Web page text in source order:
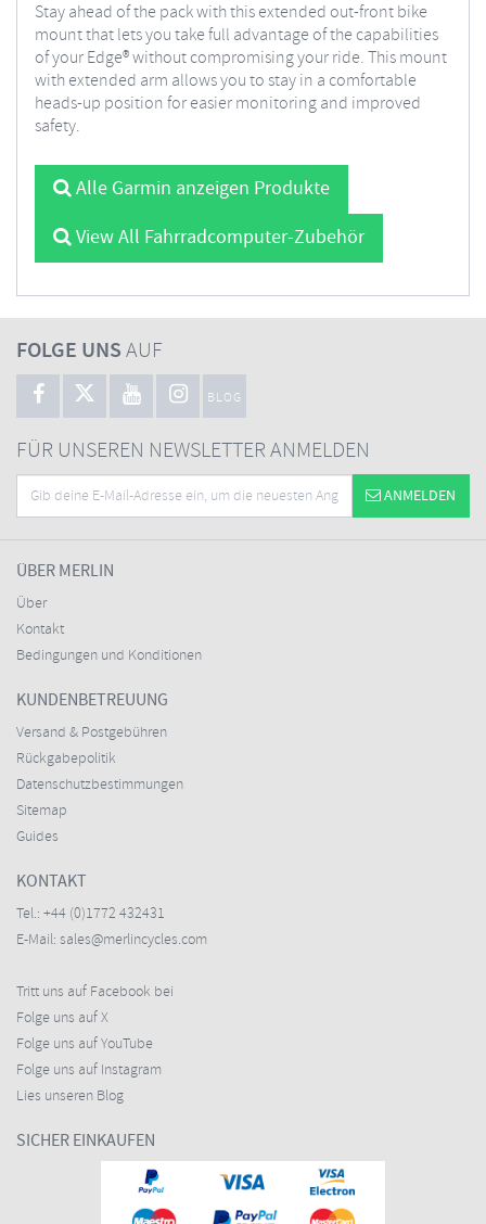
Stay ahead of the pack with this extended out-front bike
mount that lets you take full advantage of the capabilities
of your Edge® without compromising your ride. This mount
with extended arm allows you to stay in a comfortable
heads-up position for easier monitoring and improved
safety.
Alle Garmin anzeigen Produkte
View All Fahrradcomputer-Zubehör
FOLGE UNSAUF
BLOG
FÜR UNSEREN NEWSLETTER ANMELDEN
ANMELDEN
ÜBER MERLIN
Über
Kontakt
Bedingungen und Konditionen
KUNDENBETREUUNG
Versand & Postgebühren
Rückgabepolitik
Datenschutzbestimmungen
Sitemap
Guides
KONTAKT
Tel.: +44 (0)1772 432431
E-Mail: sales@merlincycles.com
Tritt uns auf Facebook bei
Folge uns auf X
Folge uns auf YouTube
Folge uns auf Instagram
Lies unseren Blog
SICHER EINKAUFEN